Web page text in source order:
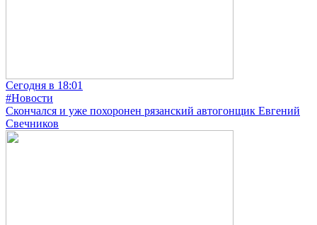
Сегодня в 18:01
#Новости
Скончался и уже похоронен рязанский автогонщик Евгений
Свечников